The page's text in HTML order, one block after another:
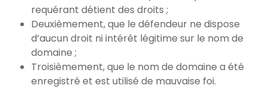
requérant détient des droits ;
Deuxièmement, que le défendeur ne dispose
d’aucun droit ni intérêt légitime sur le nom de
domaine ;
Troisièmement, que le nom de domaine a été
enregistré et est utilisé de mauvaise foi.